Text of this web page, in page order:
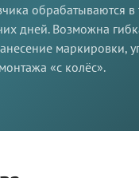
обрабатываются в
дней. Возможна
маркировки,
монтажа «с колёс».